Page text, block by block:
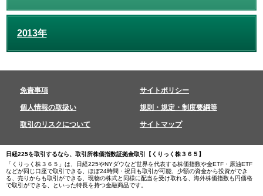
2013年
免責事項 サイトポリシー
個人情報の取扱い 規則・規定・制度要綱等
取引のリスクについて サイトマップ
日経225を取引するなら、取引所株価指数証拠金取引【くりっく株３６５】
「くりっく株３６５」は、日経225やNYダウなど世界を代表する株価指数や金ETF・原油ETF
などが同じ口座で取引できる、ほぼ24時間・祝日も取引が可能、少額の資金から投資ができ
る、売りからも取引ができる、現物の株式と同様に配当を受け取れる、海外株価指数も円価格
で取引ができる、といった特長を持つ金融商品です。